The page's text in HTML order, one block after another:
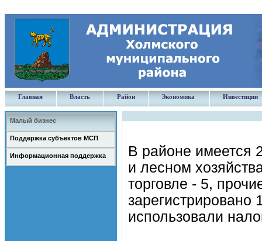
Главная Власть Район Экономика Инвестиции
Малый бизнес
Поддержка субъектов МСП
Информационная поддержка
В районе имеется
и лесном
торговле - 5,
зарегистрировано
использовали